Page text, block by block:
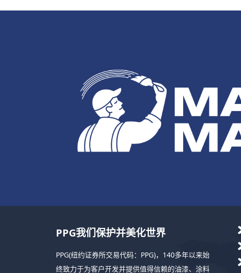
PPG我们保护并美化世界
PPG(纽约证券所交易代码：PPG)，140多年以来始
终致力于为客户开发并提供值得信赖的油漆、涂料